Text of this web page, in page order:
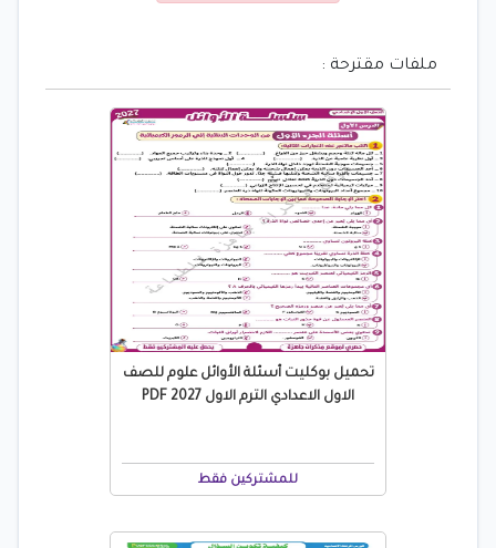
ملفات مقترحة :
تحميل بوكليت أسئلة الأوائل علوم للصف
الاول الاعدادي الترم الاول 2027 PDF
للمشتركين فقط